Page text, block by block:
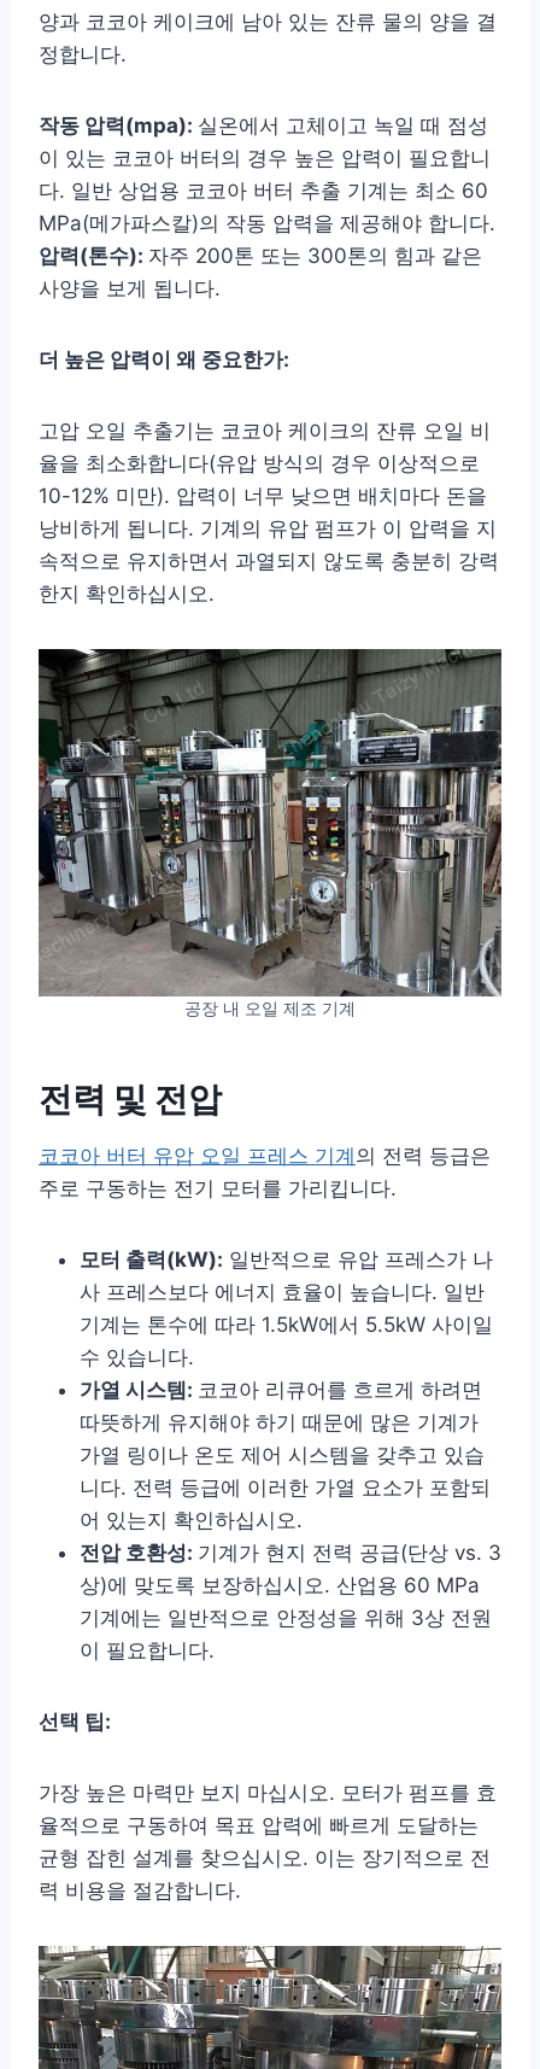
양과 코코아 케이크에 남아 있는 잔류 물의 양을 결
정합니다.
작동 압력(mpa): 실온에서 고체이고 녹일 때 점성
이 있는 코코아 버터의 경우 높은 압력이 필요합니
다. 일반 상업용 코코아 버터 추출 기계는 최소 60
MPa(메가파스칼)의 작동 압력을 제공해야 합니다.
압력(톤수): 자주 200톤 또는 300톤의 힘과 같은
사양을 보게 됩니다.
더 높은 압력이 왜 중요한가:
고압 오일 추출기는 코코아 케이크의 잔류 오일 비
율을 최소화합니다(유압 방식의 경우 이상적으로
10-12% 미만). 압력이 너무 낮으면 배치마다 돈을
낭비하게 됩니다. 기계의 유압 펌프가 이 압력을 지
속적으로 유지하면서 과열되지 않도록 충분히 강력
한지 확인하십시오.
공장 내 오일 제조 기계
전력 및 전압
코코아 버터 유압 오일 프레스 기계의 전력 등급은
주로 구동하는 전기 모터를 가리킵니다.
모터 출력(kW): 일반적으로 유압 프레스가 나
사 프레스보다 에너지 효율이 높습니다. 일반
기계는 톤수에 따라 1.5kW에서 5.5kW 사이일
수 있습니다.
가열 시스템: 코코아 리큐어를 흐르게 하려면
따뜻하게 유지해야 하기 때문에 많은 기계가
가열 링이나 온도 제어 시스템을 갖추고 있습
니다. 전력 등급에 이러한 가열 요소가 포함되
어 있는지 확인하십시오.
전압 호환성: 기계가 현지 전력 공급(단상 vs. 3
상)에 맞도록 보장하십시오. 산업용 60 MPa
기계에는 일반적으로 안정성을 위해 3상 전원
이 필요합니다.
선택 팁:
가장 높은 마력만 보지 마십시오. 모터가 펌프를 효
율적으로 구동하여 목표 압력에 빠르게 도달하는
균형 잡힌 설계를 찾으십시오. 이는 장기적으로 전
력 비용을 절감합니다.